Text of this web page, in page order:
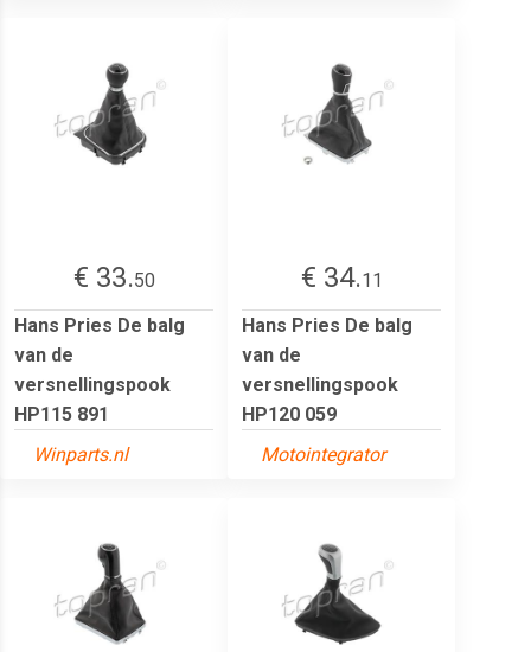
€ 33.50
Hans Pries De balg
van de
versnellingspook
HP115 891
Winparts.nl
€ 34.11
Hans Pries De balg
van de
versnellingspook
HP120 059
Motointegrator